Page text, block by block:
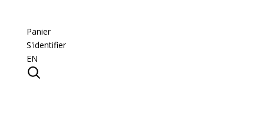
Panier
S'identifier
EN